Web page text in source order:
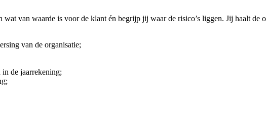
van waarde is voor de klant én begrijp jij waar de risico’s liggen. Jij haalt de
van de organisatie;
de jaarrekening;